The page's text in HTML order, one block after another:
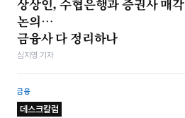
상상인, 수협은행과 증권사 매각
논의…
금융사 다 정리하나
심지영 기자
금융
데스크칼럼